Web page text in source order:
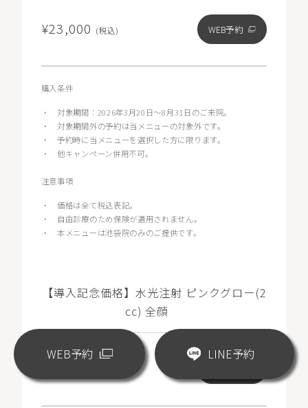
¥23,000 (税込) WEB予約
購入条件
・ 対象期間：2026年3月20日〜8月31日のご来院。
・ 対象期間外の予約は当メニューの対象外です。
・予約時に当メニューを選択した方に限ります。
・他キャンペーン併用不可。
注意事項
・価格は全て税込表記。
・
自由診療のため保険が適用されません。
・本メニューは池袋院のみのご提供です。
【導入記念価格】水光注射 ピンクグロー(2
cc) 全顔
WEB予約 LINE予約